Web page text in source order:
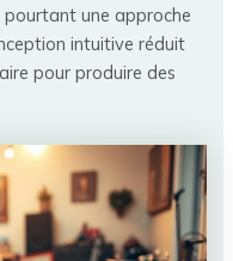
une approche
intuitive réduit
pour produire des